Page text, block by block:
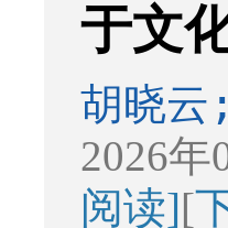
于文
胡晓
2026年
阅读][